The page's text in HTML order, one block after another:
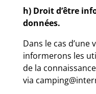
h) Droit d’être
données.
Dans le cas
informerons les
de la
via